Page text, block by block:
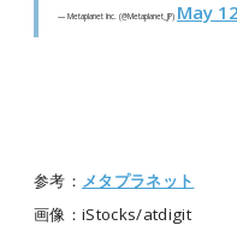
— Metaplanet Inc. (@Metaplanet_JP) May
参考： メタプラネット
画像：iStocks/atdigit